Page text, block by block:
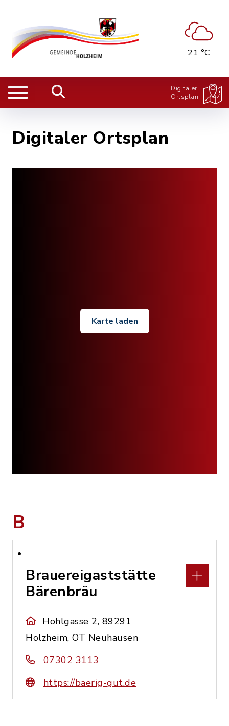
21 °C
Digitaler
Ortsplan
Digitaler Ortsplan
Karte laden
B
Brauereigaststätte
Bärenbräu
Hohlgasse 2, 89291
Holzheim, OT Neuhausen
07302 3113
https://baerig-gut.de